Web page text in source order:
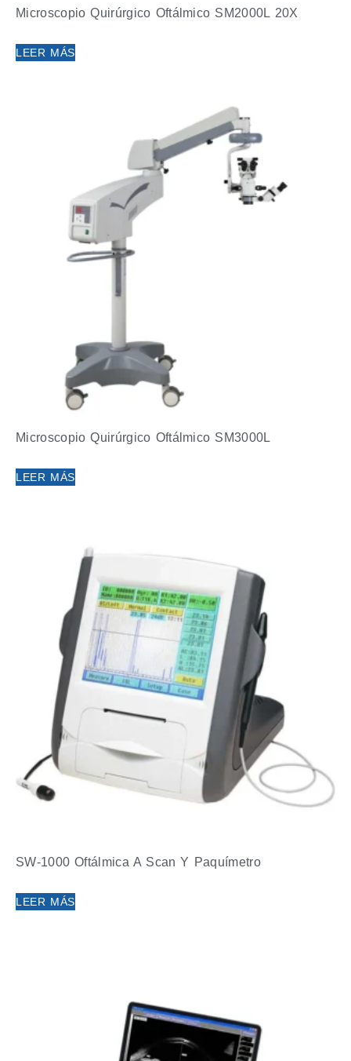
Microscopio Quirúrgico Oftálmico SM2000L 20X
LEER MÁS
Microscopio Quirúrgico Oftálmico SM3000L
LEER MÁS
SW-1000 Oftálmica A Scan Y Paquímetro
LEER MÁS